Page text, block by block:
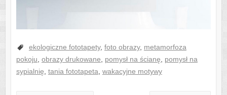
ekologiczne fototapety, foto obrazy, metamorfoza
pokoju obrazy drukowane pomysł na ścianę
pomysł na
sypialnię tania fototapeta wakacyjne motywy